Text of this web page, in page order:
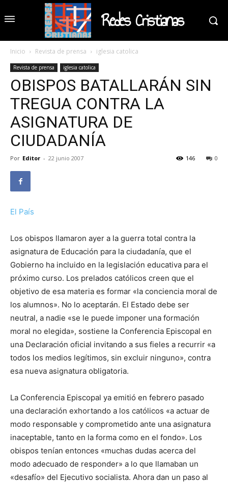
Redes Cristianas
Inicio Revista de prensa iglesia catolica
Revista de prensa iglesia catolica
OBISPOS BATALLARÁN SIN
TREGUA CONTRA LA
ASIGNATURA DE
CIUDADANÍA
Por Editor - 22 junio 2007 0
146
El País
Los obispos llamaron ayer a la guerra total contra la
asignatura de Educación para la ciudadanía, que el
Gobierno ha incluido en la legislación educativa para el
próximo curso. Los prelados católicos creen que el
objetivo de esa materia es formar «la conciencia moral de
los alumnos». No lo aceptarán. El Estado debe ser
neutral, a nadie «se le puede imponer una formación
moral no elegida», sostiene la Conferencia Episcopal en
una Declaración oficial invitando a sus fieles a recurrir «a
todos los medios legítimos, sin excluir ninguno», contra
esa nueva asignatura obligatoria.
La Conferencia Episcopal ya emitió en febrero pasado
una declaración exhortando a los católicos «a actuar de
modo responsable y comprometido ante una asignatura
inaceptable, tanto en la forma como en el fondo». Los
obispos tenían entonces «muchas dudas acerca del
modo adecuado de responder» a lo que llamaban un
«desafío» del Ejecutivo socialista. Ahora dan un paso al